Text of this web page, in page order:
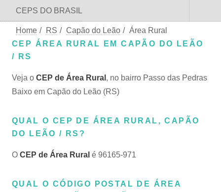
CEPS DO BRASIL
Home / RS / Capão do Leão / Área Rural
CEP ÁREA RURAL EM CAPÃO DO LEÃO
/ RS
Veja o CEP de Área Rural , no bairro Passo das Pedras
Baixo em Capão do Leão (RS)
QUAL O CEP DE ÁREA RURAL, CAPÃO
DO LEÃO / RS?
O CEP de Área Rural é 96165-971
QUAL O CÓDIGO POSTAL DE ÁREA